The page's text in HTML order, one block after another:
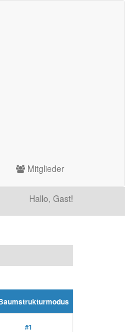
Mitglieder
Hallo, Gast!
#1